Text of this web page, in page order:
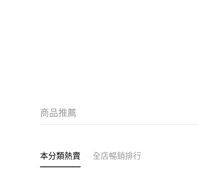
商品推薦
本分類熱賣 全店暢銷排行